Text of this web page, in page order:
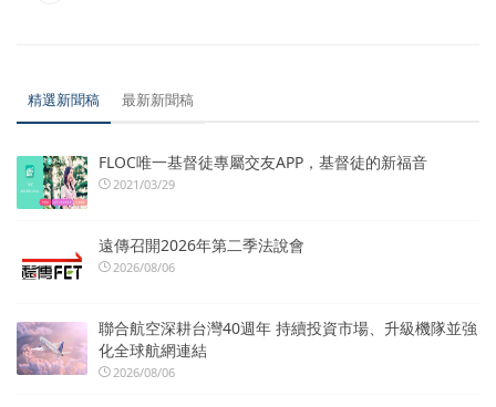
精選新聞稿 最新新聞稿
FLOC唯一基督徒專屬交友APP，基督徒的新福音
2021/03/29
遠傳召開2026年第二季法說會
2026/08/06
聯合航空深耕台灣40週年 持續投資市場、升級機隊並強
化全球航網連結
2026/08/06